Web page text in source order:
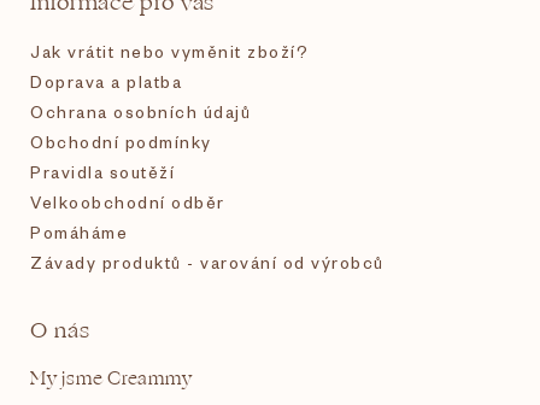
Jak vrátit nebo vyměnit zboží?
Doprava a platba
Ochrana osobních údajů
Obchodní podmínky
Pravidla soutěží
Velkoobchodní odběr
Pomáháme
Závady produktů - varování od výrobců
O nás
My jsme Creammy